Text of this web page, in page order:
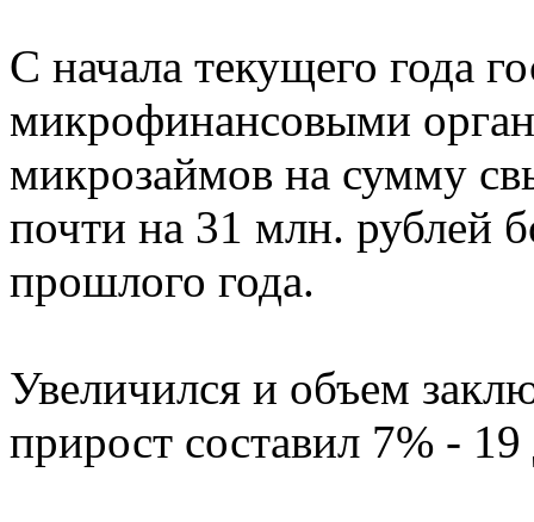
С начала текущего года
микрофинансовыми
микрозаймов на сумму
почти на 31 млн. рублей
прошлого года.
Увеличился и объем
прирост составил 7% - 19